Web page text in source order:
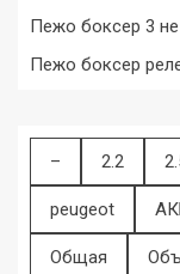
Пежо боксер 3
Пежо боксер
– 2.2
peugeot
Общая